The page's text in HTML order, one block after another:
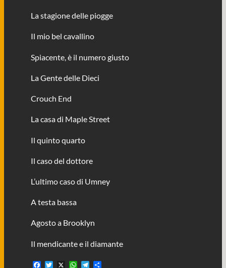
La stagione delle piogge
Il mio bel cavallino
Spiacente, è il numero giusto
La Gente delle Dieci
Crouch End
La casa di Maple Street
Il quinto quarto
Il caso del dottore
L’ultimo caso di Umney
A testa bassa
Agosto a Brooklyn
Il mendicante e il diamante
F
T
X
W T
C